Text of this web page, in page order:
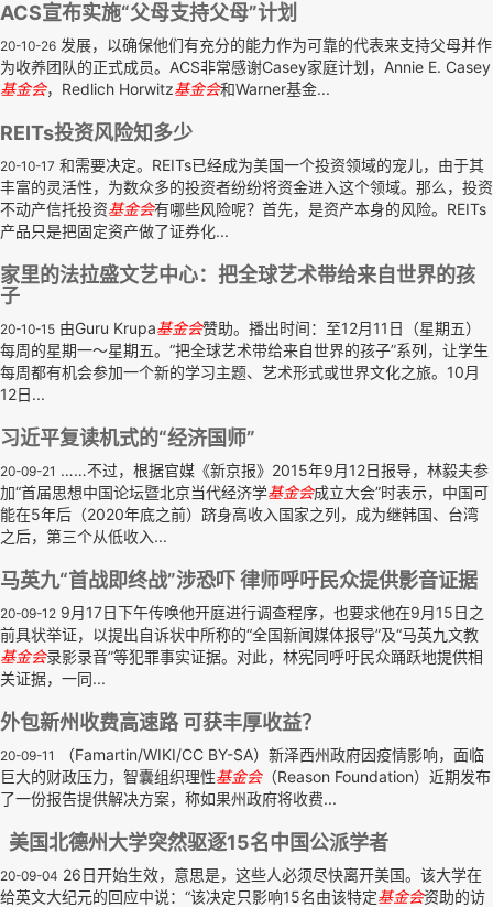
ACS宣布实施“父母支持父母”计划
20-10-26 发展，以确保他们有充分的能力作为可靠的代表来支持父母并作
为收养团队的正式成员。ACS非常感谢Casey家庭计划，Annie E. Casey
基金会，Redlich Horwitz基金会和Warner基金...
REITs投资风险知多少
20-10-17 和需要决定。REITs已经成为美国一个投资领域的宠儿，由于其
丰富的灵活性，为数众多的投资者纷纷将资金进入这个领域。那么，投资
不动产信托投资基金会有哪些风险呢？首先，是资产本身的风险。REITs
产品只是把固定资产做了证券化...
家里的法拉盛文艺中心：把全球艺术带给来自世界的孩
子
20-10-15 由Guru Krupa基金会赞助。播出时间：至12月11日（星期五）
每周的星期一～星期五。“把全球艺术带给来自世界的孩子”系列，让学生
每周都有机会参加一个新的学习主题、艺术形式或世界文化之旅。10月
12日...
习近平复读机式的“经济国师”
20-09-21 ……不过，根据官媒《新京报》2015年9月12日报导，林毅夫参
加“首届思想中国论坛暨北京当代经济学基金会成立大会”时表示，中国可
能在5年后（2020年底之前）跻身高收入国家之列，成为继韩国、台湾
之后，第三个从低收入...
马英九“首战即终战”涉恐吓 律师呼吁民众提供影音证据
20-09-12 9月17日下午传唤他开庭进行调查程序，也要求他在9月15日之
前具状举证，以提出自诉状中所称的“全国新闻媒体报导”及“马英九文教
基金会录影录音”等犯罪事实证据。对此，林宪同呼吁民众踊跃地提供相
关证据，一同...
外包新州收费高速路 可获丰厚收益？
20-09-11
（Famartin/WIKI/CC BY-SA）新泽西州政府因疫情影响，面临
巨大的财政压力，智囊组织理性基金会（Reason Foundation）近期发布
了一份报告提供解决方案，称如果州政府将收费...
美国北德州大学突然驱逐15名中国公派学者
20-09-04 26日开始生效，意思是，这些人必须尽快离开美国。该大学在
给英文大纪元的回应中说：“该决定只影响15名由该特定基金会资助的访